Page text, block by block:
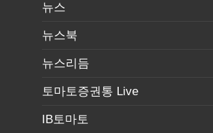
뉴스
뉴스북
뉴스리듬
토마토증권통 Live
IB토마토